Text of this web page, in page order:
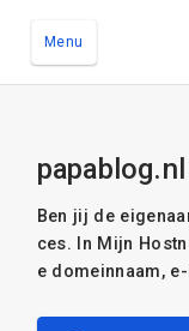
Menu
Ben jij de
ces. In Mijn
e domeinnaam,